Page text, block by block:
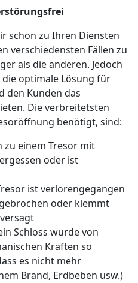
schon zu Ihren Diensten
verschiedensten Fällen zu
als die anderen. Jedoch
optimale Lösung für
den Kunden das
Die verbreitetsten
benötigt, sind:
zu einem Tresor mit
oder ist
ist verlorengegangen
oder klemmt
Schloss wurde von
Kräften so
es nicht mehr
Brand, Erdbeben usw.)